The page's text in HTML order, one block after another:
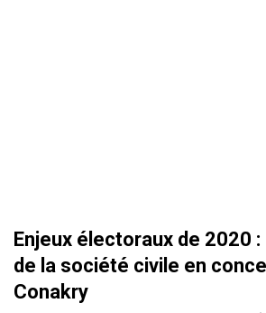
Enjeux électoraux de 2020
de la société civile en
Conakry